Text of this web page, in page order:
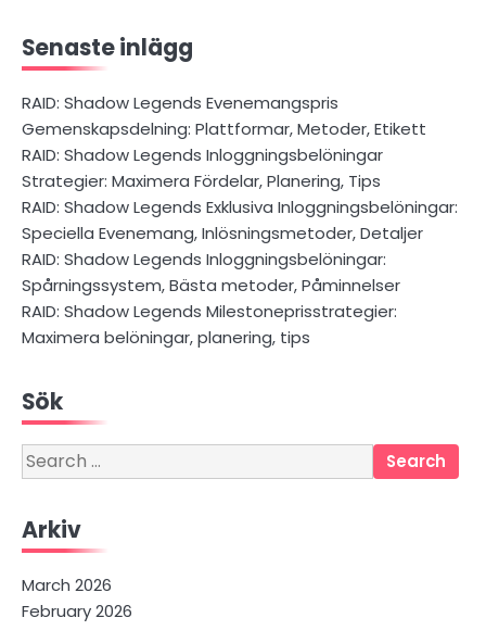
Senaste inlägg
RAID: Shadow Legends Evenemangspris
Gemenskapsdelning: Plattformar, Metoder, Etikett
RAID: Shadow Legends Inloggningsbelöningar
Strategier: Maximera Fördelar, Planering, Tips
RAID: Shadow Legends Exklusiva Inloggningsbelöningar:
Speciella Evenemang, Inlösningsmetoder, Detaljer
RAID: Shadow Legends Inloggningsbelöningar:
Spårningssystem, Bästa metoder, Påminnelser
RAID: Shadow Legends Milestoneprisstrategier:
Maximera belöningar, planering, tips
Sök
Search
for:
Arkiv
March 2026
February 2026